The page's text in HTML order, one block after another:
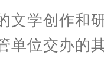
文学创作和
单位交办的